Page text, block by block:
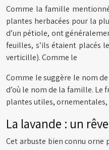
Comme la famille
plantes herbacées pour la
d’un pétiole, ont
feuilles, s’ils étaient placés
verticille). Comme le
Comme le suggère le nom
d’où le nom de la famille. Le
plantes utiles, ornementales,
La lavande : un
Cet arbuste bien connu orne